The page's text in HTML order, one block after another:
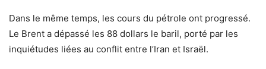
Dans le même temps, les cours du pétrole ont progressé.
Le Brent a dépassé les 88 dollars le baril, porté par les
inquiétudes liées au conflit entre l’Iran et Israël.